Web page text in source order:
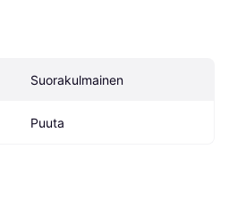
Suorakulmainen
Puuta